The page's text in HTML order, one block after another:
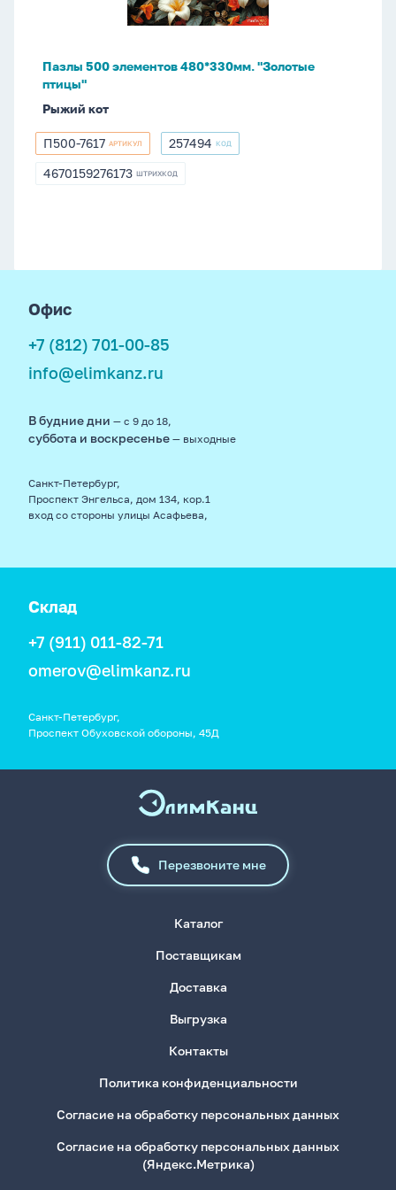
Пазлы 500 элементов 480*330мм. "Золотые
птицы"
Рыжий кот
П500-
7617
П500-7617 АРТИКУЛ 257494
257494 КОД
4670159276173
4670159276173 ШТРИХКОД
Офис
+7 (812) 701-00-85
info@elimkanz.ru
В будние дни — с 9 до 18,
суббота и воскресенье — выходные
Санкт-Петербург,
Проспект Энгельса, дом 134, кор.1
вход со стороны улицы Асафьева,
Склад
+7 (911) 011-82-71
omerov@elimkanz.ru
Санкт-Петербург,
Проспект Обуховской обороны, 45Д
Перезвоните мне
Каталог
Поставщикам
Доставка
Выгрузка
Контакты
Политика конфиденциальности
Согласие на обработку персональных данных
Согласие на обработку персональных данных
(Яндекс.Метрика)